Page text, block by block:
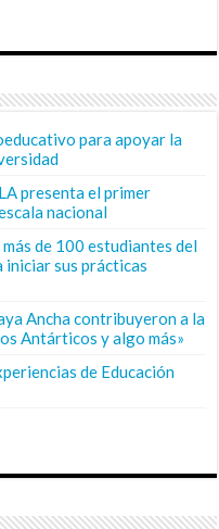
para apoyar la
presenta el primer
nacional
de 100 estudiantes del
iniciar sus prácticas
Ancha contribuyeron a la
Antárticos y algo más»
de Educación